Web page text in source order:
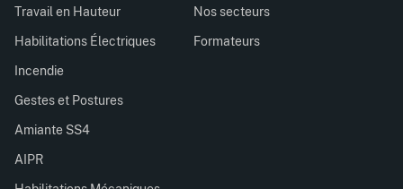
Travail en Hauteur
Habilitations Électriques
Incendie
Gestes et Postures
Amiante SS4
AIPR
Nos secteurs
Formateurs